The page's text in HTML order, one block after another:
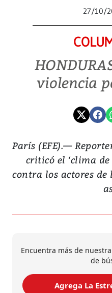
27/10/
violencia
París (EFE).—
criticó el ‘clima
contra los actores
Encuentra más de
de
Agrega La